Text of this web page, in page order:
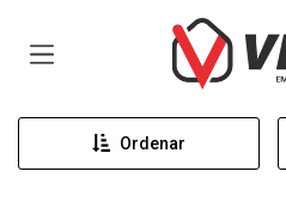
Página
Ordenar